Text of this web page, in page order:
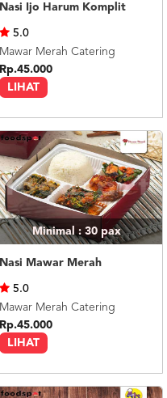
Nasi Ijo Harum Komplit
LIHAT
5.0
Mawar Merah Catering
Rp.45.000
Minimal : 30 pax
Nasi Mawar Merah
LIHAT
5.0
Mawar Merah Catering
Rp.45.000